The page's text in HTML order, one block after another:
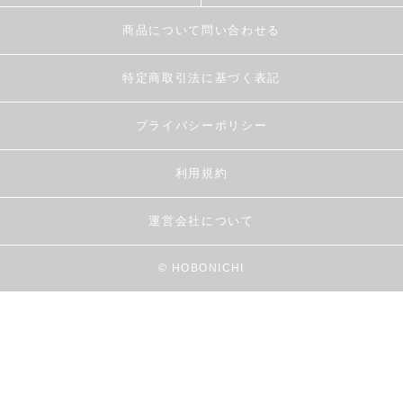
商品について問い合わせる
特定商取引法に基づく表記
プライバシーポリシー
利用規約
運営会社について
© HOBONICHI